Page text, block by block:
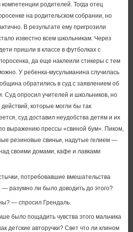
родителей. Тогда отец
на родительском собрании, но
В результате ему пригрозили
известно всем школьникам. Через
пришли в классе в футболках с
да еще наклеили стикеры с тем
У ребенка-мусульманина случилась
обратились в суд с заявлением об
Суд опросил учителей и школьников, но
которые могли бы так
суд доставил неудобства детям и их
выражению прессы «свиной бум». Пиком,
резиновые свиньи, надутые гелием —
своими домами, кафе и лавками
потребовавшие вмешательства
разумно ли было доводить до этого?
— спросил Грендаль.
было пощадить чувства этого мальчика
детские авторучки? Свет что ли клином